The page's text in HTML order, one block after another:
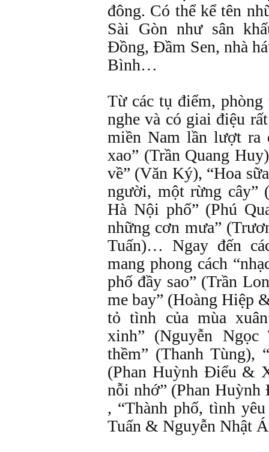
đông. Có thể kể tên
Sài Gòn như sân
Đồng, Đầm Sen, nhà
Bình…
Từ các tụ điểm, phòng
nghe và có giai điệu
miền Nam lần lượt ra
xao” (Trần Quang
về” (Văn Ký), “Hoa
người, một rừng cây”
Hà Nội phố” (Phú
những cơn mưa”
Tuấn)… Ngay đến
mang phong cách
phố đầy sao” (Trần
me bay” (Hoàng Hiệp
tỏ tình của mùa
xinh” (Nguyễn Ngọc
thềm” (Thanh Tùng),
(Phan Huỳnh Điểu &
nỗi nhớ” (Phan
, “Thành phố, tình
Tuấn & Nguyễn Nhật